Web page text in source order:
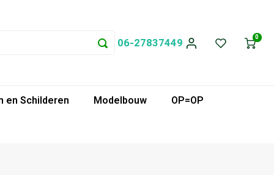
06-27837449 0
en Schilderen Modelbouw
OP=OP